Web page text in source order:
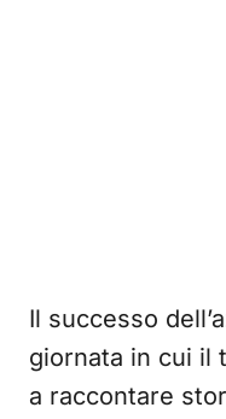
Il successo
giornata in cui il
a raccontare